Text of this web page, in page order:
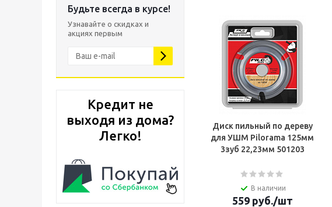
Будьте всегда в курсе!
Узнавайте о скидках и
акциях первым
Кредит не
выходя из дома?
Легко!
Диск пильный по дереву
для УШМ Pilorama 125мм
3зуб 22,23мм 501203
В наличии
559руб./шт